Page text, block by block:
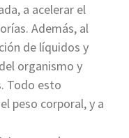
a acelerar el
Además, al
de líquidos y
organismo y
Todo esto
peso corporal, y a